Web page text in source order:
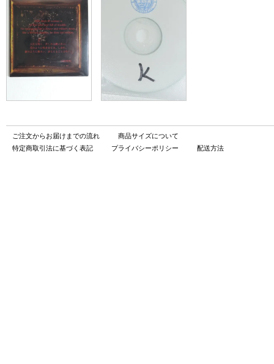
ご注文からお届けまでの流れ
商品サイズについて
特定商取引法に基づく表記
プライバシーポリシー 配送方法